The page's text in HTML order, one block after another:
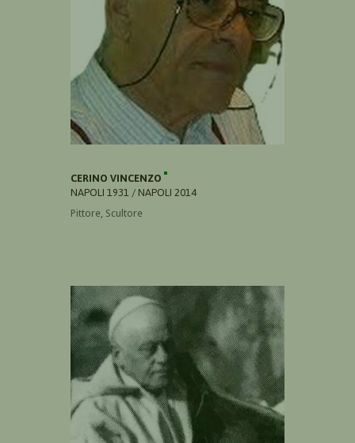
CERINO VINCENZO
NAPOLI 1931 / NAPOLI 2014
Pittore, Scultore